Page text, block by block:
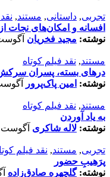
تجربی, داستانی, مستند,
افسانه‌ و امکان‌های نجات
نوشته: مجید فخریان آگوست 11,
مستند, نقد فیلم کوتاه
درهای بسته، پسران
نوشته: امین پاک‌پرور آگوست 11,
مستند, نقد فیلم کوتاه
به یاد آوردن
نوشته: لاله شاکری آگوست 6, 2025
تجربی, مستند, نقد فیلم
پرَهیب‌ِ حضور
نوشته:گلچهره صادق‌زاده